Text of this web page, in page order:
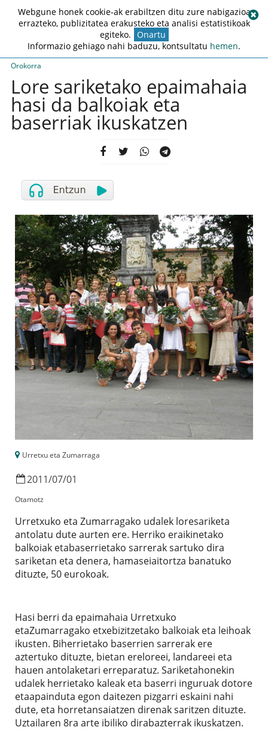
Orokorra
Lore sariketako epaimahaia
hasi da balkoiak eta
baserriak ikuskatzen
Urretxu eta Zumarraga
2011/07/01
Otamotz
Urretxuko eta Zumarragako udalek loresariketa
antolatu dute aurten ere. Herriko eraikinetako
balkoiak etabaserrietako sarrerak sartuko dira
sariketan eta denera, hamaseiaitortza banatuko
dituzte, 50 eurokoak.
Hasi berri da epaimahaia Urretxuko
etaZumarragako etxebizitzetako balkoiak eta leihoak
ikusten. Biherrietako baserrien sarrerak ere
aztertuko dituzte, bietan ereloreei, landareei eta
hauen antolaketari erreparatuz. Sariketahonekin
udalek herrietako kaleak eta baserri inguruak dotore
etaapainduta egon daitezen pizgarri eskaini nahi
dute, eta horretansaiatzen direnak saritzen dituzte.
Uztailaren 8ra arte ibiliko dirabazterrak ikuskatzen.
Webgune honek cookie-ak erabiltzen ditu zure nabigazioa
errazteko, publizitatea erakusteko eta analisi estatistikoak
egiteko. Onartu
Informazio gehiago nahi baduzu, kontsultatu hemen.